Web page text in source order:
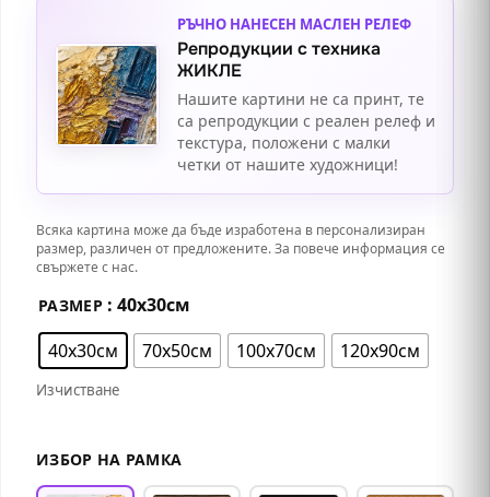
РЪЧНО НАНЕСЕН МАСЛЕН РЕЛЕФ
Репродукции с техника
ЖИКЛЕ
Нашите картини не са принт, те
са репродукции с реален релеф и
текстура, положени с малки
четки от нашите художници!
Всяка картина може да бъде изработена в персонализиран
размер, различен от предложените. За повече информация се
свържете с нас.
РАЗМЕР : 40х30см
40х30см
70х50см 100х70см 120х90см
Изчистване
ИЗБОР НА РАМКА